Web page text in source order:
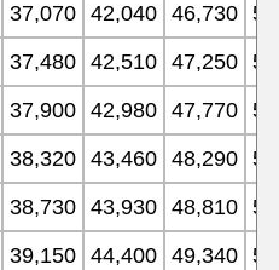
37,070 42,040 46,730
37,480 42,510 47,250
37,900 42,980 47,770
38,320 43,460 48,290
38,730 43,930 48,810
39,150 44,400 49,340